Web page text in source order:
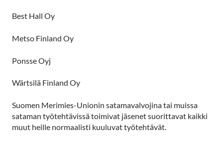
Best Hall Oy
Metso Finland Oy
Ponsse Oyj
Wärtsilä Finland Oy
Suomen Merimies-Unionin satamavalvojina tai muissa
sataman työtehtävissä toimivat jäsenet suorittavat kaikki
muut heille normaalisti kuuluvat työtehtävät.